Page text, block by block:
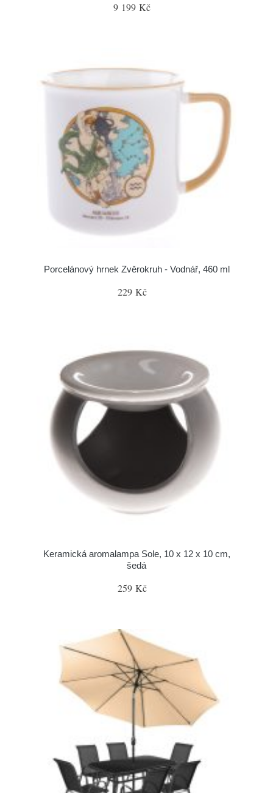
9 199 Kč
Porcelánový hrnek Zvěrokruh - Vodnář, 460 ml
229 Kč
Keramická aromalampa Sole, 10 x 12 x 10 cm,
šedá
259 Kč